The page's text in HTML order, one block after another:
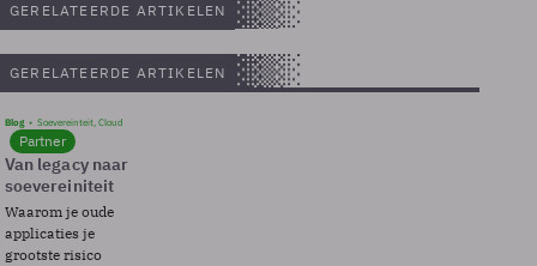
GERELATEERDE ARTIKELEN
GERELATEERDE ARTIKELEN
Blog Soevereinteit, Cloud
Partner
Van legacy naar
soevereiniteit
Waarom je oude
applicaties je
grootste risico